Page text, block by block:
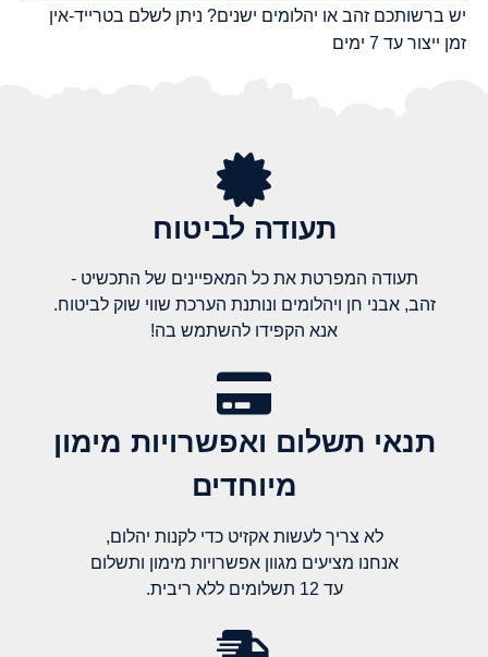
יש ברשותכם זהב או יהלומים ישנים? ניתן לשלם בטרייד-אין
זמן ייצור עד 7 ימים
תעודה לביטוח
תעודה המפרטת את כל המאפיינים של התכשיט -
זהב, אבני חן ויהלומים ונותנת הערכת שווי שוק לביטוח.
אנא הקפידו להשתמש בה!
תנאי תשלום ואפשרויות מימון
מיוחדים
לא צריך לעשות אקזיט כדי לקנות יהלום,
אנחנו מציעים מגוון אפשרויות מימון ותשלום
עד 12 תשלומים ללא ריבית.